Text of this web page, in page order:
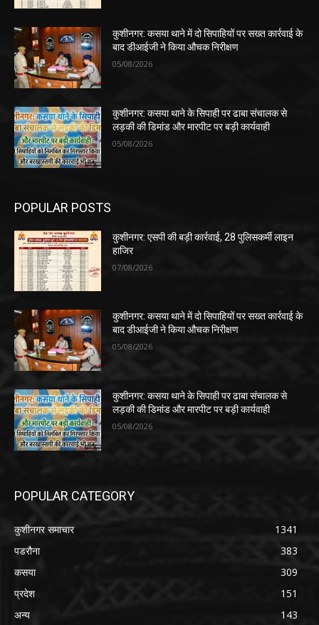
कुशीनगर: कसया थाने में दो सिपाहियों पर सख्त कार्रवाई के
बाद डीआईजी ने किया औचक निरीक्षण
05/08/2026
कुशीनगर: कसया थाने के सिपाही पर ढाबा संचालक से
लड़की की डिमांड और मारपीट पर बड़ी कार्यवाही
05/08/2026
POPULAR POSTS
कुशीनगर: एसपी की बड़ी कार्रवाई, 28 पुलिसकर्मी लाइन
हाजिर
07/08/2026
कुशीनगर: कसया थाने में दो सिपाहियों पर सख्त कार्रवाई के
बाद डीआईजी ने किया औचक निरीक्षण
05/08/2026
कुशीनगर: कसया थाने के सिपाही पर ढाबा संचालक से
लड़की की डिमांड और मारपीट पर बड़ी कार्यवाही
05/08/2026
POPULAR CATEGORY
कुशीनगर समाचार
1341
पडरौना
383
कसया
309
प्रदेश
151
अन्य
143